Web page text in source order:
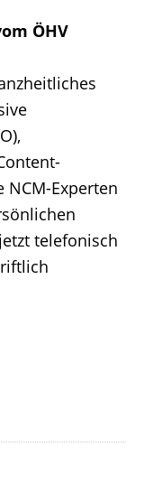
ÖHV
NCM-Experten
telefonisch